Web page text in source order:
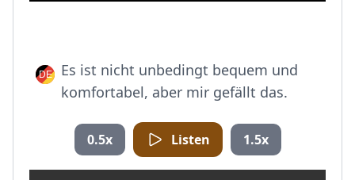
Es ist nicht unbedingt bequem und
komfortabel, aber mir gefällt das.
0.5x Listen 1.5x